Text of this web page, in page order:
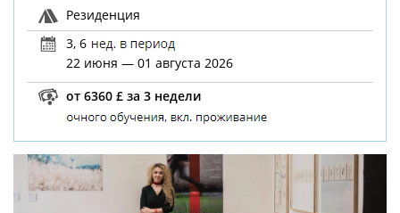
Резиденция
3, 6
22 июня — 01 августа 2026
от 6360 £ за 3 недели